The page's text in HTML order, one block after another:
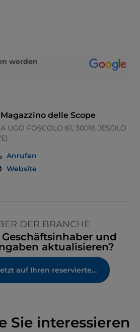
werden
delle Scope
UGO FOSCOLO 61, 30016 JESOLO
Anrufen
Website
DER BRANCHE
und
aktualisieren?
Greifen Sie jetzt auf Ihren reservierten Bereich zu
Sie interessieren